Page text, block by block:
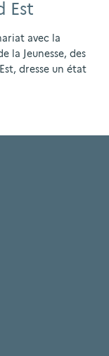
Est
avec la
la Jeunesse, des
dresse un état